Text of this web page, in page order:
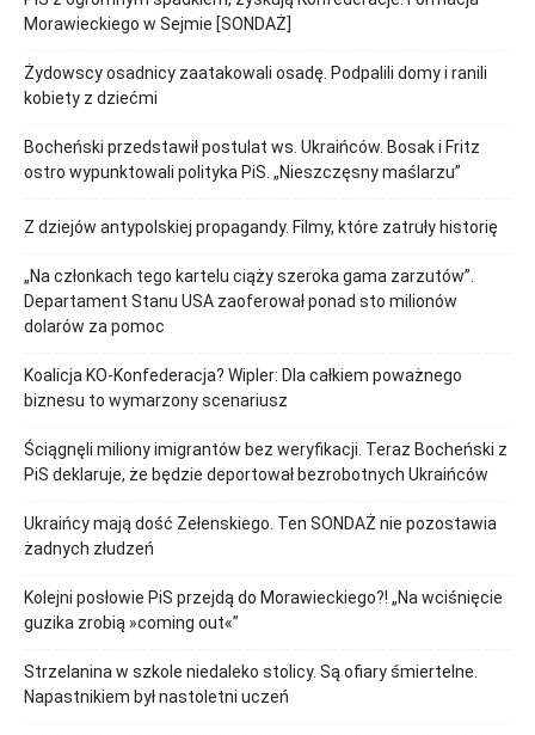
Morawieckiego w Sejmie [SONDAŻ]
Żydowscy osadnicy zaatakowali osadę. Podpalili domy i ranili
kobiety z dziećmi
Bocheński przedstawił postulat ws. Ukraińców. Bosak i Fritz
ostro wypunktowali polityka PiS. „Nieszczęsny maślarzu”
Z dziejów antypolskiej propagandy. Filmy, które zatruły historię
„Na członkach tego kartelu ciąży szeroka gama zarzutów”.
Departament Stanu USA zaoferował ponad sto milionów
dolarów za pomoc
Koalicja KO-Konfederacja? Wipler: Dla całkiem poważnego
biznesu to wymarzony scenariusz
Ściągnęli miliony imigrantów bez weryfikacji. Teraz Bocheński z
PiS deklaruje, że będzie deportował bezrobotnych Ukraińców
Ukraińcy mają dość Zełenskiego. Ten SONDAŻ nie pozostawia
żadnych złudzeń
Kolejni posłowie PiS przejdą do Morawieckiego?! „Na wciśnięcie
guzika zrobią »coming out«”
Strzelanina w szkole niedaleko stolicy. Są ofiary śmiertelne.
Napastnikiem był nastoletni uczeń